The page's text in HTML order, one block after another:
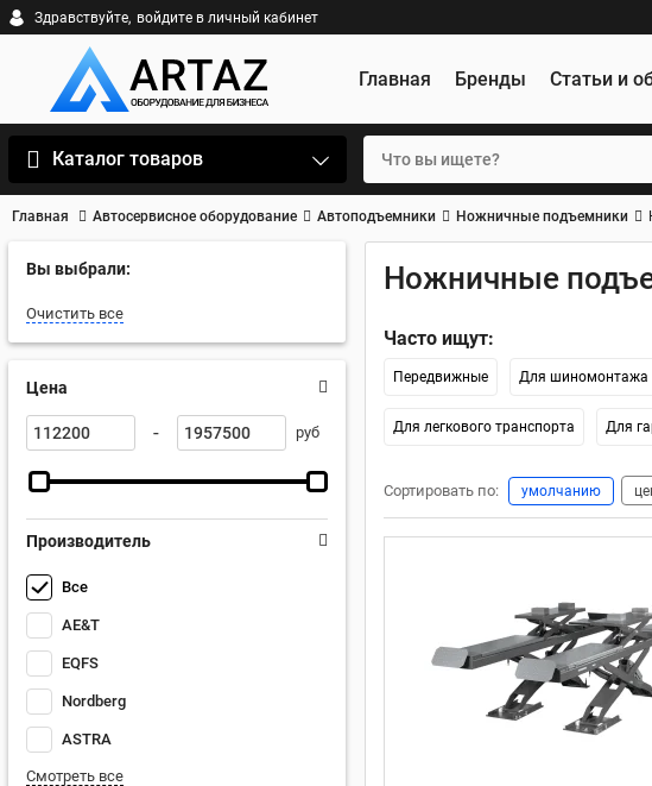
Здравствуйте, войдите в личный кабинет
Главная Бренды Статьи и
Каталог товаров
Главная Автосервисное оборудование Автоподъемники Ножничные подъемники
Вы выбрали:
Очистить все
Цена
- руб
Производитель
Все
AE&T
EQFS
Nordberg
ASTRA
Смотреть все
Ножничные
Часто ищут:
Передвижные Для шиномонтажа
Для легкового транспорта Для
Сортировать по: умолчанию